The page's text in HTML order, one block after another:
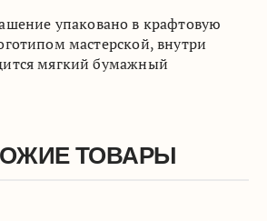
упаковано в крафтовую
мастерской, внутри
мягкий бумажный
ТОВАРЫ